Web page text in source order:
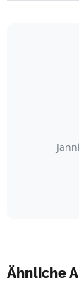
Ähnliche